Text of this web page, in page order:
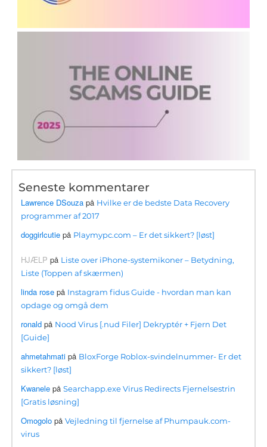
Seneste kommentarer
Lawrence DSouza på Hvilke er de bedste Data Recovery
programmer af 2017
doggirlcutie på Playmypc.com – Er det sikkert? [løst]
HJÆLP på Liste over iPhone-systemikoner – Betydning,
Liste (Toppen af ​​skærmen)
linda rose på Instagram fidus Guide - hvordan man kan
opdage og omgå dem
ronald på Nood Virus [.nud Filer] Dekryptér + Fjern Det
[Guide]
ahmetahmati på BloxForge Roblox-svindelnummer- Er det
sikkert? [løst]
Kwanele påSearchapp.exe Virus Redirects Fjernelsestrin
[Gratis løsning]
Omogolo påVejledning til fjernelse af Phumpauk.com-
virus